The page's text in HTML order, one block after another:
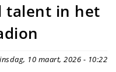
talent in het
10 maart, 2026 - 10:22